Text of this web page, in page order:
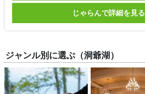
じゃらんで詳細を見る
ジャンル別に選ぶ（洞爺湖）